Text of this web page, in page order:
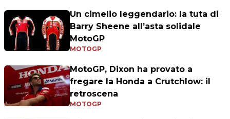
Un cimelio leggendario: la tuta di
Barry Sheene all’asta solidale
MotoGP
MOTOGP
MotoGP, Dixon ha provato a
fregare la Honda a Crutchlow: il
retroscena
MOTOGP